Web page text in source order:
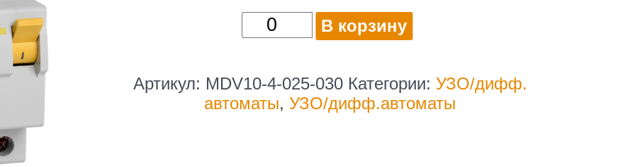
Количество
товара
дифф.тока
УЗО
В корзину
Артикул: MDV10-4-025-030 Категории: УЗО/дифф.
автоматы,УЗО/дифф.автоматы